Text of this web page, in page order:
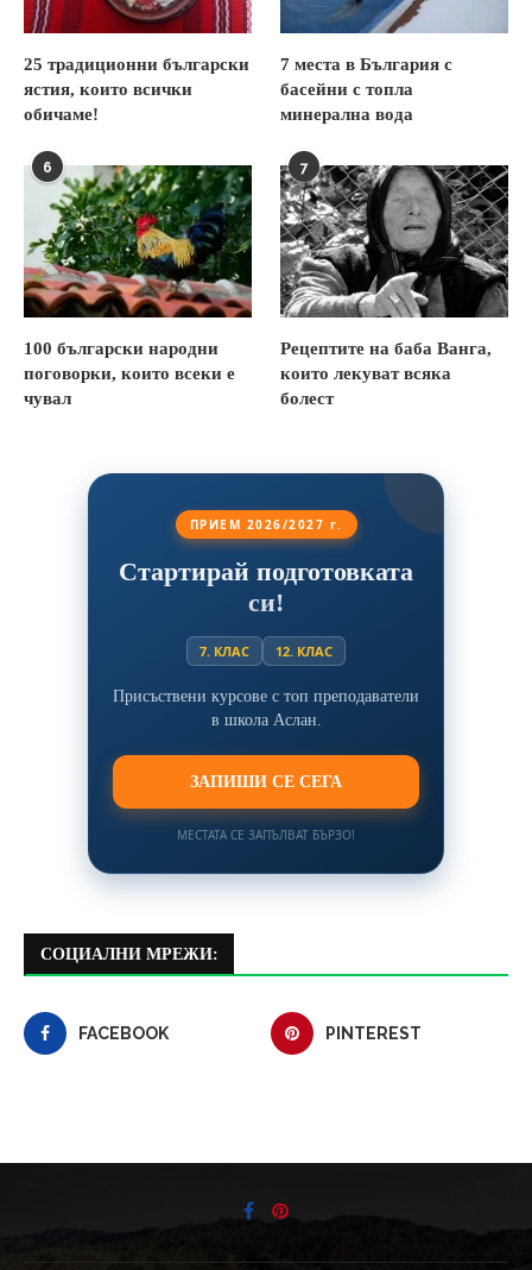
25 традиционни български
ястия, които всички
обичаме!
7 места в България с
басейни с топла
минерална вода
6
100 български народни
поговорки, които всеки е
чувал
7
Рецептите на баба Ванга,
които лекуват всяка
болест
ПРИЕМ 2026/2027 г.
Стартирай подготовката
си!
7. КЛАС 12. КЛАС
Присъствени курсове с топ преподаватели
в школа Аслан.
ЗАПИШИ СЕ СЕГА
МЕСТАТА СЕ ЗАПЪЛВАТ БЪРЗО!
СОЦИАЛНИ МРЕЖИ:
FACEBOOK PINTEREST